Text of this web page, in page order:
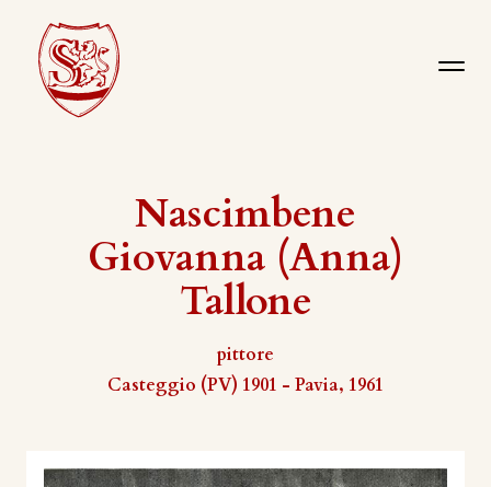
Nascimbene
Giovanna (Anna)
Tallone
pittore
Casteggio (PV) 1901 - Pavia, 1961